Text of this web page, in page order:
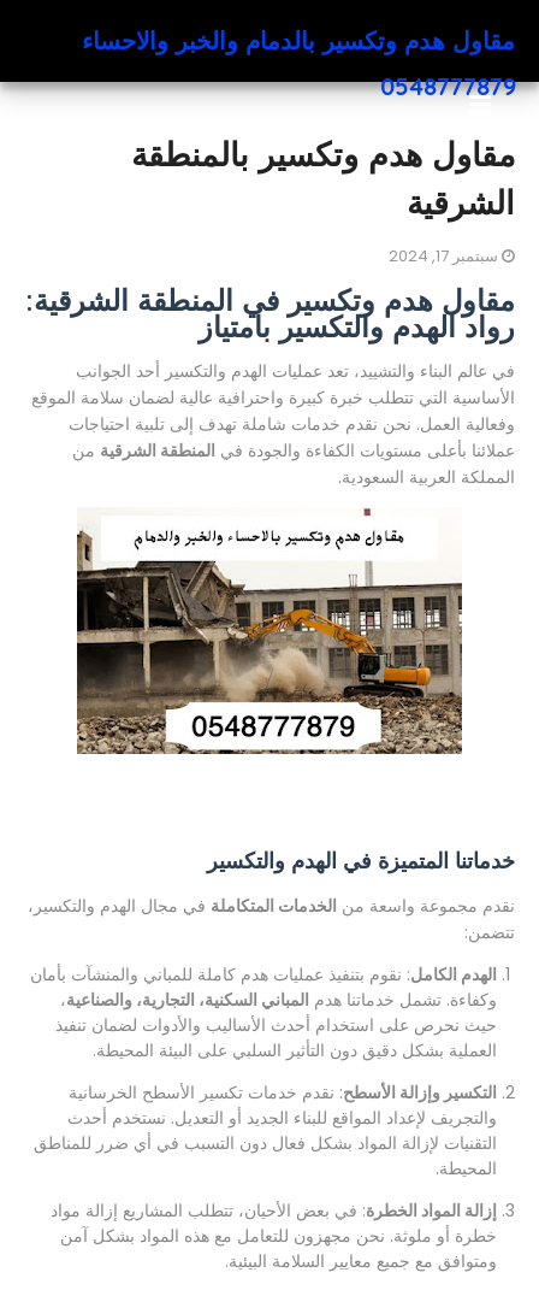
مقاول هدم وتكسير بالدمام والخبر والاحساء
0548777879
مقاول هدم وتكسير بالمنطقة
الشرقية
سبتمبر 17, 2024
مقاول هدم وتكسير في المنطقة الشرقية:
رواد الهدم والتكسير بامتياز
في عالم البناء والتشييد، تعد عمليات الهدم والتكسير أحد الجوانب
الأساسية التي تتطلب خبرة كبيرة واحترافية عالية لضمان سلامة الموقع
وفعالية العمل. نحن نقدم خدمات شاملة تهدف إلى تلبية احتياجات
عملائنا بأعلى مستويات الكفاءة والجودة في المنطقة الشرقية من
المملكة العربية السعودية.
خدماتنا المتميزة في الهدم والتكسير
نقدم مجموعة واسعة من الخدمات المتكاملة في مجال الهدم والتكسير،
تتضمن:
الهدم الكامل: نقوم بتنفيذ عمليات هدم كاملة للمباني والمنشآت بأمان
وكفاءة. تشمل خدماتنا هدم المباني السكنية، التجارية، والصناعية،
حيث نحرص على استخدام أحدث الأساليب والأدوات لضمان تنفيذ
العملية بشكل دقيق دون التأثير السلبي على البيئة المحيطة.
التكسير وإزالة الأسطح: نقدم خدمات تكسير الأسطح الخرسانية
والتجريف لإعداد المواقع للبناء الجديد أو التعديل. نستخدم أحدث
التقنيات لإزالة المواد بشكل فعال دون التسبب في أي ضرر للمناطق
المحيطة.
إزالة المواد الخطرة: في بعض الأحيان، تتطلب المشاريع إزالة مواد
خطرة أو ملوثة. نحن مجهزون للتعامل مع هذه المواد بشكل آمن
ومتوافق مع جميع معايير السلامة البيئية.